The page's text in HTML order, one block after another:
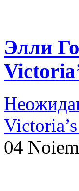
Элли
04